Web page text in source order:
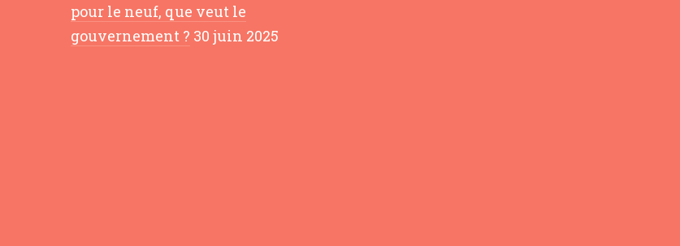
pour le neuf, que veut le
gouvernement ? 30 juin 2025